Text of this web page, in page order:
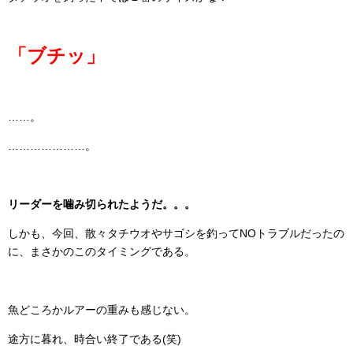
「ブチッ」
……。
…………………。
リーダーを噛み切られたようだ。。。
しかも、今回、散々タチウオやサゴシを釣ってNOトラブルだったの
に、まさかのこのタイミングである。
魚どころかルアーの重みも感じない。
途方に暮れ、時合い終了である(笑)